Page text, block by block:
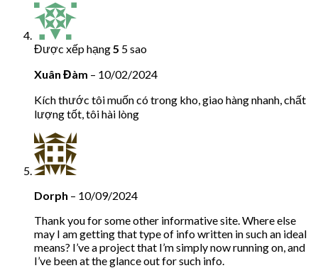
Được xếp hạng 5 5 sao
Xuân Đàm – 10/02/2024
Kích thước tôi muốn có trong kho, giao hàng nhanh, chất
lượng tốt, tôi hài lòng
Dorph – 10/09/2024
Thank you for some other informative site. Where else
may I am getting that type of info written in such an ideal
means? I’ve a project that I’m simply now running on, and
I’ve been at the glance out for such info.